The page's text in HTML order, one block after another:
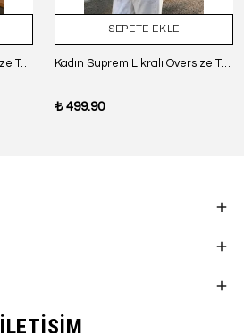
Kadın Suprem Likralı Oversize T-Shirt - SİYAH
SEPETE EKLE
Kadın Suprem Likralı Oversize T-Shirt - BORDO
₺ 499.90
İLETİŞİM